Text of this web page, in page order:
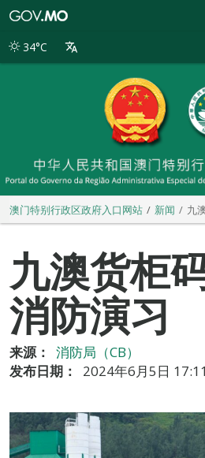
别
34°C
澳门特别行政区政府入口网站 新闻 九
九澳货柜
消防演习
来源：
消防局（CB）
发布日期：
2024年6月5日 17:11